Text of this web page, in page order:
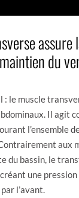
assure
du
le muscle
Il agit
l’ensemble
aux
du bassin, le
une
l’avant.